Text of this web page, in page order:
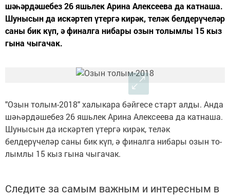
шә­һәр­дә­ше­без 26 яшь­лек Ари­на Алек­се­е­ва да кат­на­ша.
Шунысын да искәртеп үтергә кирәк, теләк белдерүчеләр
саны бик күп, ә фи­нал­га нибары озын то­лым­лы 15 кыз
гы­на чы­га­чак.
"Озын толым-2018" халыкара бәйгесе старт алды. Анда
шә­һәр­дә­ше­без 26 яшь­лек Ари­на Алек­се­е­ва да кат­на­ша.
Шунысын да искәртеп үтергә кирәк, теләк
белдерүчеләр саны бик күп, ә фи­нал­га нибары озын то­
лым­лы 15 кыз гы­на чы­га­чак.
Следите за самым важным и интересным в